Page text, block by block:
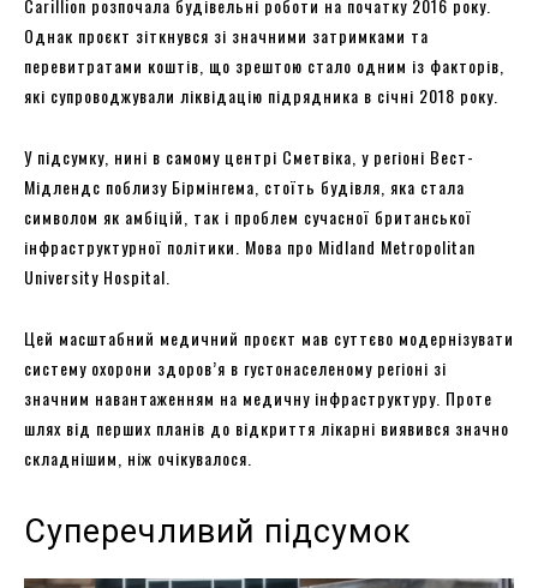
Carillion розпочала будівельні роботи на початку 2016 року.
Однак проєкт зіткнувся зі значними затримками та
перевитратами коштів, що зрештою стало одним із факторів,
які супроводжували ліквідацію підрядника в січні 2018 року.
У підсумку, нині в самому центрі Сметвіка, у регіоні Вест-
Мідлендс поблизу Бірмінгема, стоїть будівля, яка стала
символом як амбіцій, так і проблем сучасної британської
інфраструктурної політики. Мова про Midland Metropolitan
University Hospital.
Цей масштабний медичний проєкт мав суттєво модернізувати
систему охорони здоров’я в густонаселеному регіоні зі
значним навантаженням на медичну інфраструктуру. Проте
шлях від перших планів до відкриття лікарні виявився значно
складнішим, ніж очікувалося.
Суперечливий підсумок